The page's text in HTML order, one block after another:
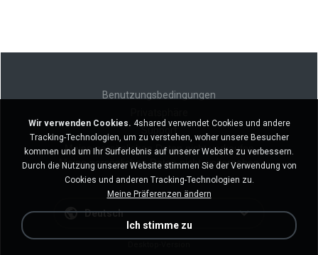
Benutzungsbedingungen
Meine persönlichen Daten nicht verkaufen
Meine persönlichen Daten nicht weitergeben
Deutsch
Wir verwenden Cookies. 4shared verwendet Cookies und andere
Tracking-Technologien, um zu verstehen, woher unsere Besucher
kommen und um Ihr Surferlebnis auf unserer Website zu verbessern.
Durch die Nutzung unserer Website stimmen Sie der Verwendung von
Cookies und anderen Tracking-Technologien zu.
Meine Präferenzen ändern
Ich stimme zu